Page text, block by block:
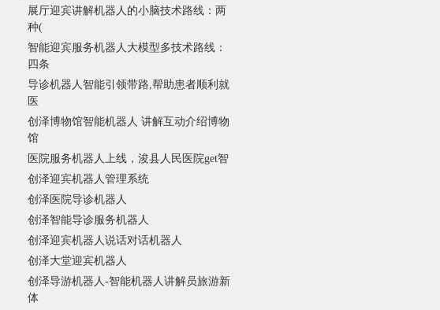
展厅迎宾讲解机器人的小脑技术路线：两
种(
智能迎宾服务机器人大模型多技术路线：
四条
导诊机器人智能引领带路,帮助患者顺利就
医
创泽博物馆智能机器人 讲解互动介绍博物
馆
医院服务机器人上线，浚县人民医院get智
创泽迎宾机器人管理系统
创泽医院导诊机器人
创泽智能导诊服务机器人
创泽迎宾机器人说话对话机器人
创泽大堂迎宾机器人
创泽导游机器人-智能机器人讲解员旅游新
体